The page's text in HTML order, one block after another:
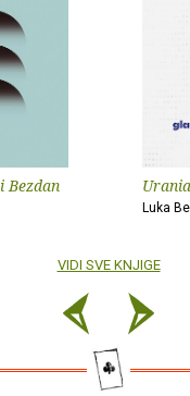
Bezdan
Luka
VIDI SVE KNJIGE